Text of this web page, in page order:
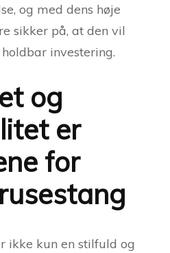
og med dens høje
sikker på, at den vil
investering.
og
er
for
ikke kun en stilfuld og